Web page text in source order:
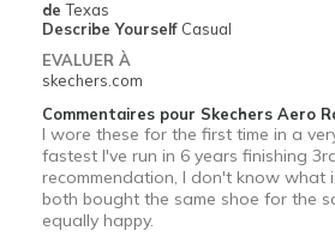
Width
Sizing
Feels half size too
View On Shoes
de Texas
Describe Yourself Casual
EVALUER À
skechers.com
Commentaires pour Skechers Aero
I wore these for the first time in a
fastest I've run in 6 years finishing
recommendation, I don't know what
both bought the same shoe for the
equally happy.